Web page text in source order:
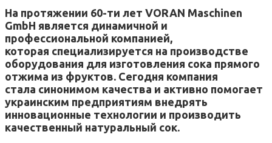
На протяжении 60-ти лет VORAN Maschinen
GmbH является динамичной и
профессиональной компанией,
которая специализируется на производстве
оборудования для изготовления сока прямого
отжима из фруктов. Сегодня компания
стала синонимом качества и активно помогает
украинским предприятиям внедрять
инновационные технологии и производить
качественный натуральный сок.